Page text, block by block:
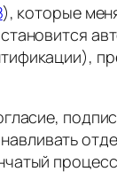
), которые